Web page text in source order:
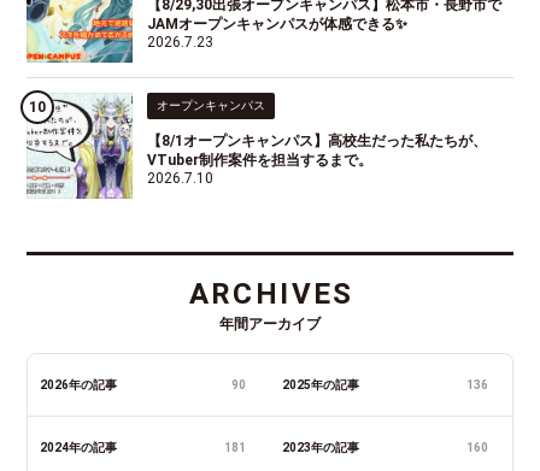
【8/29,30出張オープンキャンパス】松本市・長野市で
JAMオープンキャンパスが体感できる✨
2026.7.23
オープンキャンパス
【8/1オープンキャンパス】高校生だった私たちが、
VTuber制作案件を担当するまで。
2026.7.10
ARCHIVES
年間アーカイブ
2026年の記事 90 2025年の記事 136
2024年の記事 181 2023年の記事 160